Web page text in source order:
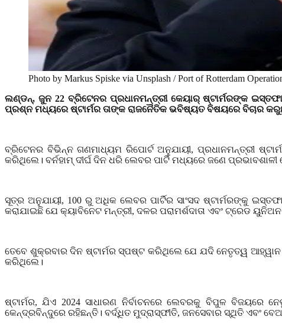
Photo by Markus Spiske via Unsplash / Port of Rotterdam
ଲଣ୍ଡନ୍, ଜୁନ 22 ବ୍ରିଟେନର ପ୍ରଧାନମନ୍ତ୍ରୀ କେୟାର୍ ଷ୍ଟାର୍ମରଙ୍କ
ପ୍ରଶ୍ନ ମଧ୍ୟରେ ଷ୍ଟାର୍ମର ତାଙ୍କ ରାଜନୈତିକ ଭବିଷ୍ୟତ ବିଷୟରେ ବିଚାର
ବ୍ରିଟେନର ବିଭିନ୍ନ ଗଣମାଧ୍ୟମ ରିପୋର୍ଟ ଅନୁଯାୟୀ,ପ୍ରଧାନମନ୍ତ୍ରୀ
କରିଥିଲେ। ବର୍ନହାମ୍ ଦୀର୍ଘ ଦିନ ଧରି ଲେବର ପାର୍ଟି ମଧ୍ୟରେ ଜଣେ
ସୂତ୍ର ଅନୁଯାୟୀ, 100 ରୁ ଅଧିକ ଲେବର ପାର୍ଟିର ସାଂସଦ ଷ୍ଟାର୍ମରଙ୍କୁ
କରାଯାଇଛି ଯେ କ୍ୟାବିନେଟ ମନ୍ତ୍ରୀ, ଦଳର ପରାମର୍ଶଦାତା ଏବଂ ଟ୍ରେଡ
ତେବେ ଶୁକ୍ରବାର ଦିନ ଷ୍ଟାର୍ମର ସ୍ପଷ୍ଟ କରିଥିଲେ ଯେ ଯଦି ନେତୃତ୍ୱ
କରିଥିଲେ।
ଷ୍ଟାର୍ମର,ଯିଏ 2024 ସାଧାରଣ ନିର୍ବାଚନରେ ଲେବରକୁ ବିପୁଳ ବିଜୟରେ
କେନ୍ଦ୍ରବିନ୍ଦୁରେ ରହିଛନ୍ତି। ବର୍ଦ୍ଧିତ ମୁଦ୍ରାସ୍ଫୀତି, ଜନସେବାର ସ୍ଥିତି ଏବଂ